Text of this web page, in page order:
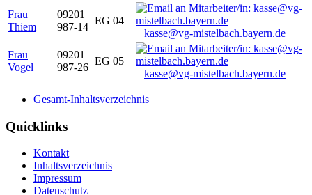
Frau
Thiem
09201
987-14
EG 04
kasse@vg-mistelbach.bayern.de
Frau
Vogel
09201
987-26
EG 05
kasse@vg-mistelbach.bayern.de
Gesamt-Inhaltsverzeichnis
Quicklinks
Kontakt
Inhaltsverzeichnis
Impressum
Datenschutz